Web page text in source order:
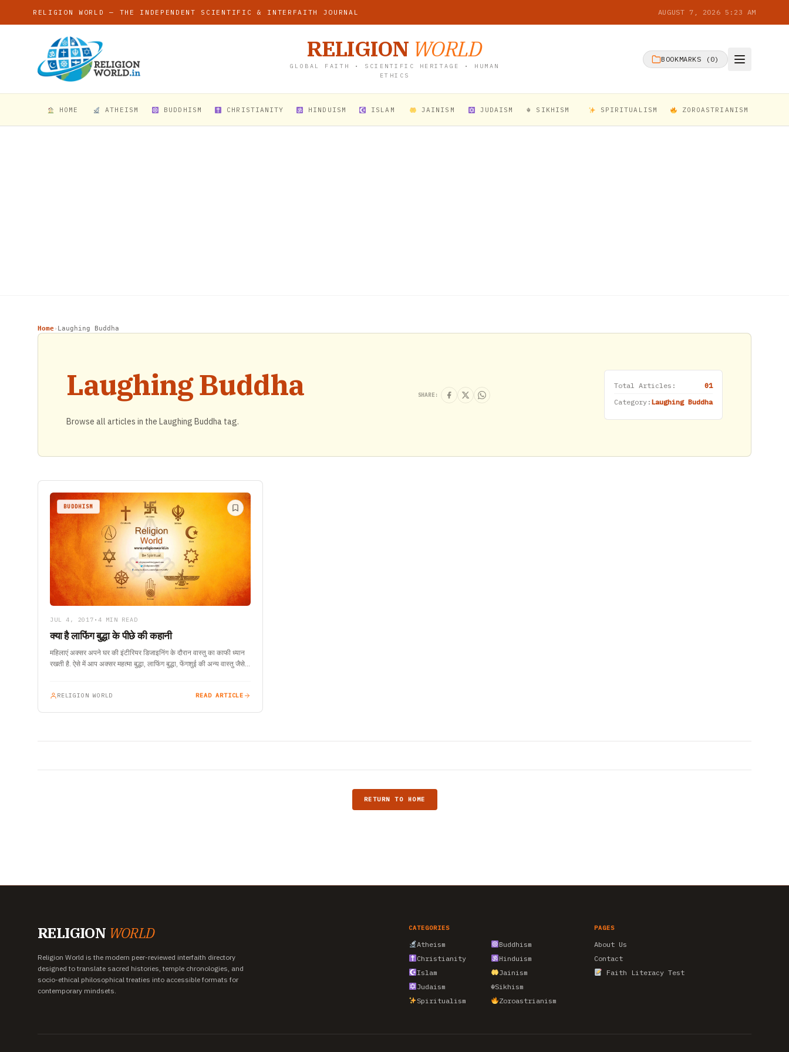
RELIGION WORLD — THE INDEPENDENT SCIENTIFIC & INTERFAITH JOURNAL AUGUST 7, 2026 5:23 AM
RELIGION WORLD
GLOBAL FAITH • SCIENTIFIC HERITAGE • HUMAN
ETHICS
BOOKMARKS ( 0)
HOME ATHEISM BUDDHISM CHRISTIANITY HINDUISM ISLAM JAINISM JUDAISM ☬ SIKHISM SPIRITUALISM ZOROASTRIANISM
Home› Laughing Buddha
Laughing Buddha
Browse all articles in the Laughing Buddha tag.
SHARE:
Total Articles:
01
Category: Laughing Buddha
BUDDHISM
JUL 4, 2017 • 4 MIN READ
क्या है लाफिंग बुद्धा के पीछे की कहानी
महिलाएं अक्सर अपने घर की इंटीरियर डिजाइनिंग के दौरान वास्तु का काफी ध्यान
रखती है. ऐसे में आप अक्सर महत्मा बुद्धा, लाफिंग बुद्धा, फेंगशुई की अन्य वास्तु जैसे…
RELIGION WORLD READ ARTICLE
RETURN TO HOME
RELIGION WORLD
Religion World is the modern peer-reviewed interfaith directory
designed to translate sacred histories, temple chronologies, and
socio-ethical philosophical treaties into accessible formats for
contemporary mindsets.
CATEGORIES
Atheism
Buddhism
Christianity
Hinduism
Islam
Jainism
Judaism
☬Sikhism
Spiritualism
Zoroastrianism
PAGES
About Us
Contact
Faith Literacy Test